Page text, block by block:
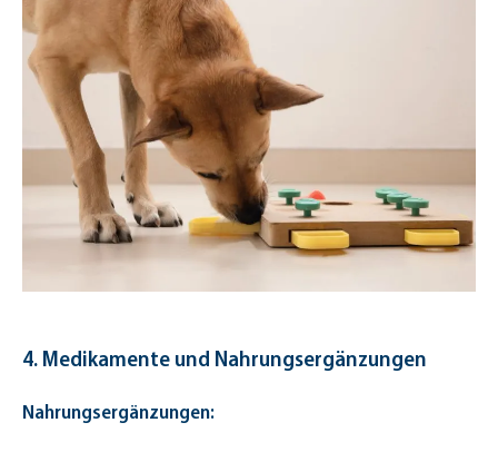
4. Medikamente und Nahrungsergänzungen
Nahrungsergänzungen: